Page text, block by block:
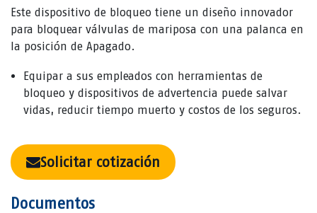
Este dispositivo de bloqueo tiene un diseño innovador
para bloquear válvulas de mariposa con una palanca en
la posición de Apagado.
Equipar a sus empleados con herramientas de
bloqueo y dispositivos de advertencia puede salvar
vidas, reducir tiempo muerto y costos de los seguros.
Solicitar cotización
Documentos